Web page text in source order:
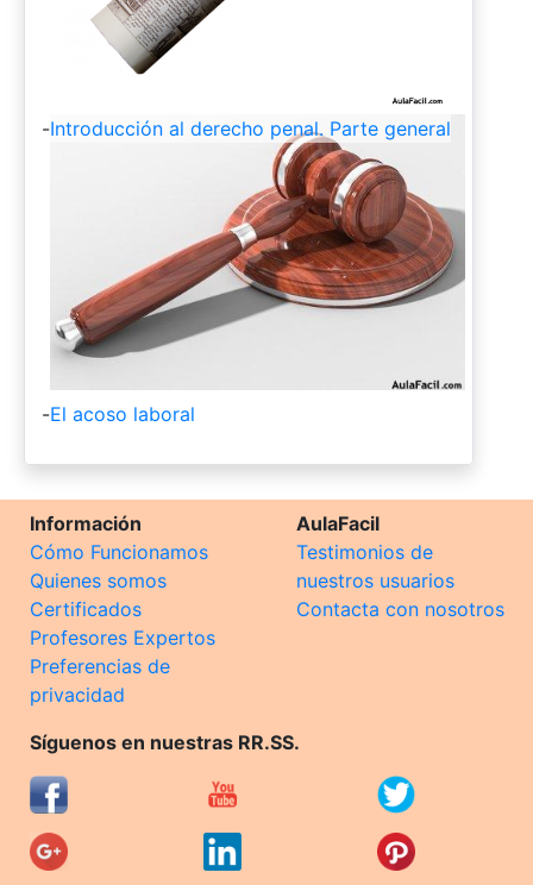
-Introducción al derecho penal. Parte general
-El acoso laboral
Información
Cómo Funcionamos
Quienes somos
Certificados
Profesores Expertos
Preferencias de
privacidad
AulaFacil
Testimonios de
nuestros usuarios
Contacta con nosotros
Síguenos en nuestras RR.SS.